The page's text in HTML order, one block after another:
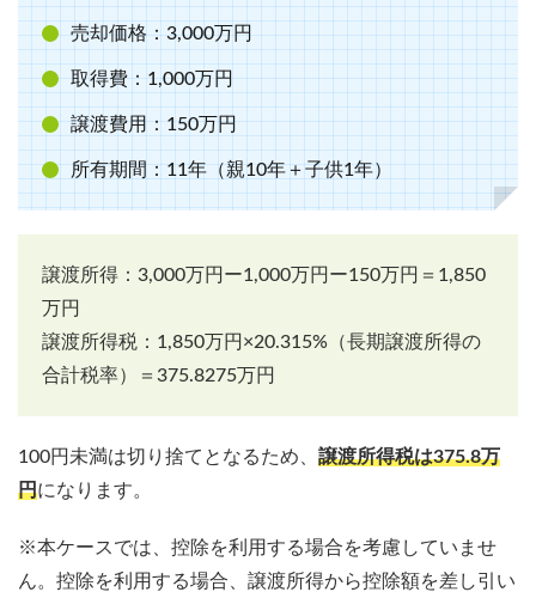
売却価格：3,000万円
取得費：1,000万円
譲渡費用：150万円
所有期間：11年（親10年＋子供1年）
譲渡所得：3,000万円ー1,000万円ー150万円＝1,850
万円
譲渡所得税：1,850万円×20.315%（長期譲渡所得の
合計税率）＝375.8275万円
100円未満は切り捨てとなるため、 譲渡所得税は375.8万
円になります。
※本ケースでは、控除を利用する場合を考慮していませ
ん。控除を利用する場合、譲渡所得から控除額を差し引い